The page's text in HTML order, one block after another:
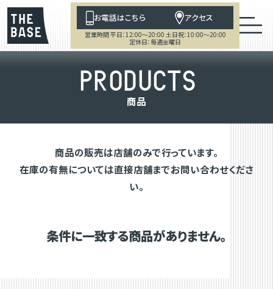
お電話はこちら アクセス
営業時間 平日：12:00～20:00 土日祝：10:00～20:00
定休日：毎週金曜日
PRODUCTS
商品
商品の販売は店舗のみで行っています。
在庫の有無については直接店舗までお問い合わせくださ
い。
条件に一致する商品がありません。